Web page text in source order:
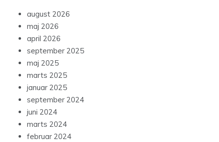
august 2026
maj 2026
april 2026
september 2025
maj 2025
marts 2025
januar 2025
september 2024
juni 2024
marts 2024
februar 2024